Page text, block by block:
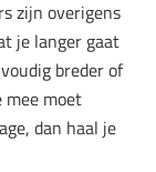
zijn overigens
je langer gaat
breder of
mee moet
dan haal je